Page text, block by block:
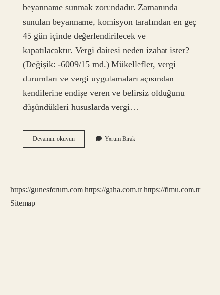
beyanname sunmak zorundadır. Zamanında
sunulan beyanname, komisyon tarafından en geç
45 gün içinde değerlendirilecek ve
kapatılacaktır. Vergi dairesi neden izahat ister?
(Değişik: -6009/15 md.) Mükellefler, vergi
durumları ve vergi uygulamaları açısından
kendilerine endişe veren ve belirsiz olduğunu
düşündükleri hususlarda vergi…
Devamını okuyunIzah
Beyannamesi
Yorum Bırak
https://gunesforum.com https://gaha.com.tr https://fimu.com.tr
Sitemap